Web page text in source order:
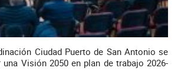
Ciudad Puerto de San Antonio se
Visión 2050 en plan de trabajo 2026-